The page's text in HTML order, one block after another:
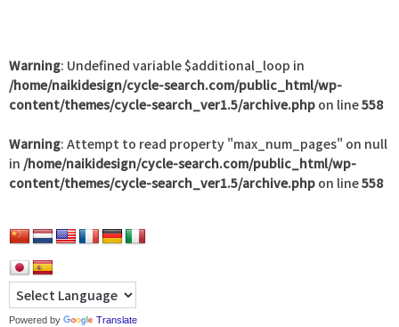
Warning: Undefined variable $additional_loop in
/home/naikidesign/cycle-search.com/public_html/wp-
content/themes/cycle-search_ver1.5/archive.php on line558
Warning: Attempt to read property "max_num_pages" on null
in /home/naikidesign/cycle-search.com/public_html/wp-
content/themes/cycle-search_ver1.5/archive.php on line558
Powered by Translate